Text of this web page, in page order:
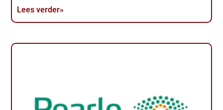
Lees verder»